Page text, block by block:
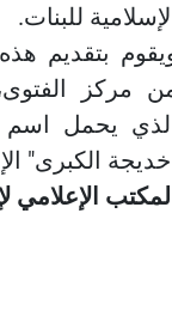
للبنات.
بتقديم
مركز
يحمل اسم
الكبرى"
الإعلامي